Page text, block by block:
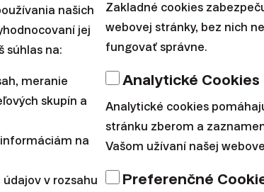
modelovanými výkonnosťami v našej
aby sme získali
dostatočne dlhú
a produktového manažmentu . Ak sme
produkt, museli sme ho dokonale
našich
jej
súhlas na:
meranie
skupín a
na
v rozsahu
Zakladné cookies
webovej stránky, bez nich
fungovať správne.
Analytické Cookies
Analytické cookies
stránku zberom a
Vašom užívaní našej
Preferenčné